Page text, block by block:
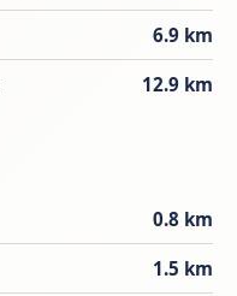
6.9 km
12.9 km
0.8 km
1.5 km